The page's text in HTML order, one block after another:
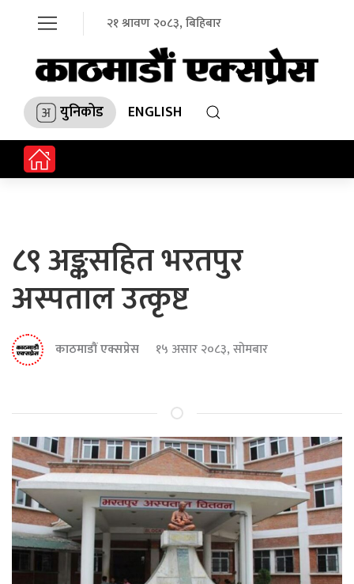
२१ श्रावण २०८३, बिहिबार
युनिकोड ENGLISH
८९ अङ्कसहित भरतपुर
अस्पताल उत्कृष्ट
काठमाडौं एक्सप्रेस १५ असार २०८३, सोमबार